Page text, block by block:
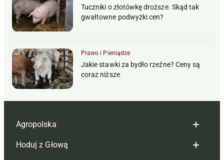
Tuczniki o złotówkę droższe. Skąd tak
gwałtowne podwyżki cen?
Prawo i Pieniądze
Jakie stawki za bydło rzeźne? Ceny są
coraz niższe
Agropolska
Redakcja
Hoduj z Głową